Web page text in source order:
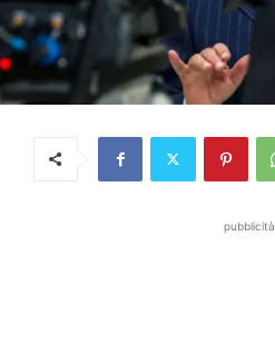
pubblicità